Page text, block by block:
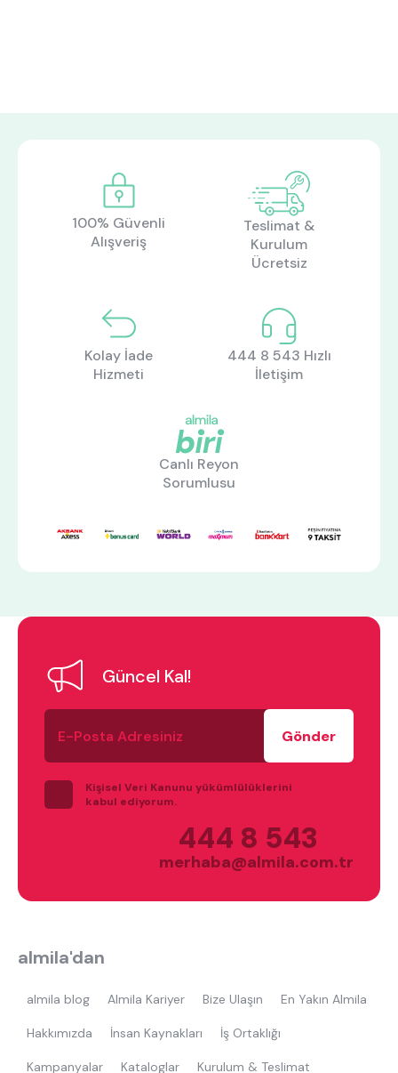
tek kişilik yatak
toddler yatak
çocuk odası
oyuncu sandalyesi
100% Güvenli
Alışveriş
Teslimat &
Kurulum
Ücretsiz
Kolay İade
Hizmeti
444 8 543 Hızlı
İletişim
Canlı Reyon
Sorumlusu
Güncel Kal!
E-
Posta
Adresiniz
Kişisel Veri Kanunu yükümlülüklerini
kabul ediyorum.
444 8 543
merhaba@almila.com.tr
almila'dan
almila blog Almila Kariyer Bize Ulaşın En Yakın Almila
Hakkımızda İnsan Kaynakları İş Ortaklığı
Kampanyalar Kataloglar Kurulum & Teslimat